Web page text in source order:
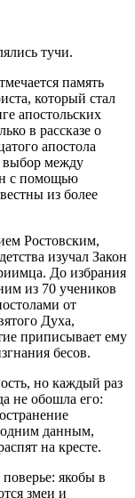
тучи.
память
который стал
апостольских
в рассказе о
апостола
выбор между
с помощью
из более
Ростовским,
изучал Закон
До избрания
из 70 учеников
от
Духа,
приписывает ему
бесов.
но каждый раз
не обошла его:
одним данным,
на кресте.
якобы в
змеи и